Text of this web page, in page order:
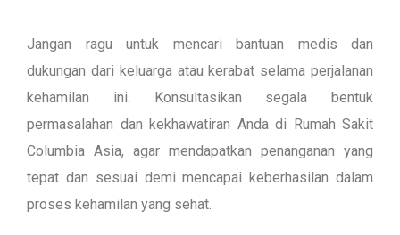
Jangan ragu untuk mencari bantuan medis dan
dukungan dari keluarga atau kerabat selama perjalanan
kehamilan ini. Konsultasikan segala bentuk
permasalahan dan kekhawatiran Anda di Rumah Sakit
Columbia Asia, agar mendapatkan penanganan yang
tepat dan sesuai demi mencapai keberhasilan dalam
proses kehamilan yang sehat.